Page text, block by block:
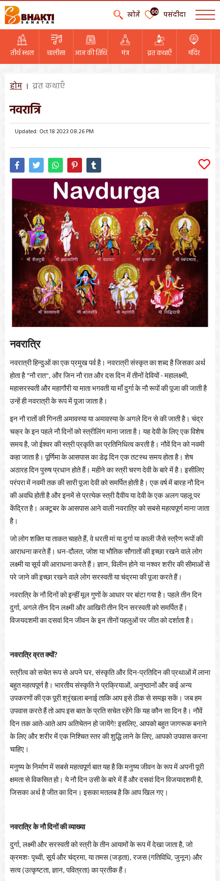
खोजें 00 पसंदीदा
तीर्थ स्थल चालीसा आज की तिथि मंत्र व्रत कथाएँ मंदिर
होम व्रत कथाएँ
नवरात्रि
Updated: Oct 18 2023 08:26 PM
नवरात्रि
नवरात्रीहिन्दुओंकाएकप्रमुखपर्वहै। नवरात्रीसंस्कृतकाशब्दहैजिसकाअर्थ
होताहै"नौरात", औरजिननौरातऔरदसदिनमेंतीनोंदेवियों-महालक्ष्मी,
महासरस्वतीऔरमहागौरीयामाताभगवतीयामाँदुर्गाकेनौरूपोंकीपूजाकीजातीहै
उन्हेंहीनवरात्रीकेरूपमेंपूजाजाताहै।
इननौरातोंकीगिनतीअमावस्यायाअमावस्याकेअगलेदिनसेकीजातीहै। चंद्र
चक्रकेइनपहलेनौदिनोंकोस्त्रीलिंगमानाजाताहै। यहदेवीकेलिएएकविशेष
समयहै,जोईश्वरकीस्त्रीप्रकृतिकाप्रतिनिधित्वकरतीहै। नौवेंदिनकोनवमी
कहाजाताहै। पूर्णिमाकेआसपासकाडेढ़दिनएकतटस्थसमयहोताहै। शेष
अठारहदिनपुरुषप्रधानहोतेहैं। महीनेकास्त्रीचरणदेवीकेबारेमेंहै। इसीलिए
परंपरामेंनवमीतककीसारीपूजादेवीकोसमर्पितहोतीहै। एकवर्षमेंबारहनौदिन
कीअवधिहोतीहैऔरइनमेंसेप्रत्येकस्त्रीदैवीययादेवीकेएकअलगपहलूपर
केंद्रितहै। अक्टूबरकेआसपासआनेवालीनवरात्रिकोसबसेमहत्वपूर्णमानाजाता
है।
जोलोगशक्तियाताकतचाहतेहैं,वेधरतीमांयादुर्गायाकालीजैसेस्त्रैणरूपोंकी
आराधनाकरतेहैं। धन-दौलत,जोशयाभौतिकसौगातोंकीइच्छारखनेवालेलोग
लक्ष्मीयासूर्यकीआराधनाकरतेहैं। ज्ञान,विलीनहोनेयानश्वरशरीरकीसीमाओंसे
परेजानेकीइच्छारखनेवालेलोगसरस्वतीयाचंद्रमाकीपूजाकरतेहैं।
नवरात्रिकेनौदिनोंकोइन्हींमूलगुणोंकेआधारपरबांटागयाहै। पहलेतीनदिन
दुर्गा, अगलेतीनदिनलक्ष्मीऔरआखिरीतीनदिनसरस्वतीकोसमर्पितहैं।
विजयदशमीकादसवांदिनजीवनकेइनतीनोंपहलुओंपरजीतकोदर्शाताहै।
नवरात्रिव्रतक्यों?
स्त्रीत्वकोसचेतरूपसेअपनेघर,संस्कृतिऔरदिन-प्रतिदिनकीप्रथाओंमेंलाना
बहुतमहत्वपूर्णहै। भारतीयसंस्कृतिनेप्रक्रियाओं, अनुष्ठानोंऔरकईअन्य
उपकरणोंकीएकपूरीश्रृंखलाबनाईताकिआपइसेठीकसेसमझसकें। जबहम
उपवासकरतेहैंतोआपइसबातकेप्रतिसचेतरहेंगेकियहकौनसादिनहै। नौवें
दिनतकआते-आतेआपअतिचेतनहोजायेंगे!इसलिए, आपकोबहुतजागरूकबनाने
केलिएऔरशरीरमेंएकनिश्चितस्तरकीशुद्धिलानेकेलिए, आपकोउपवासकरना
चाहिए।
मनुष्यकेनिर्माणमेंसबसेमहत्वपूर्णबातयहहैकिमनुष्यजीवनकेरूपमेंअपनीपूरी
क्षमतासेविकसितहो। येनौदिनउसीकेबारेमेंहैंऔरदसवांदिनविजयादशमीहै,
जिसकाअर्थहैजीतकादिन। इसकामतलबहैकिआपखिलगए।
नवरात्रिकेनौदिनोंकीव्याख्या
दुर्गा,लक्ष्मीऔरसरस्वतीकोस्त्रीकेतीनआयामोंकेरूपमेंदेखाजाताहै,जो
क्रमशः पृथ्वी,सूर्यऔरचंद्रमा,यातमस(जड़ता),रजस(गतिविधि,जुनून) और
सत्व(उत्कृष्टता,ज्ञान,पवित्रता)काप्रतीकहैं।